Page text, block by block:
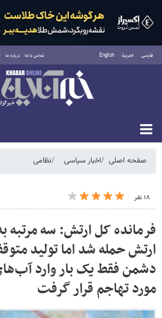
فارسی العربية English تماس با ما درباره ما
شنبه ۱۷ مرداد ۱۴۰۵
صفحه اصلی اخبار سیاسی نظامی
۱۸ نفر
فرمانده کل ارتش: سه مرتبه
ارتش حمله شد اما تولید
دشمن فقط یک بار وارد
مورد تهاجم قرار گرفت